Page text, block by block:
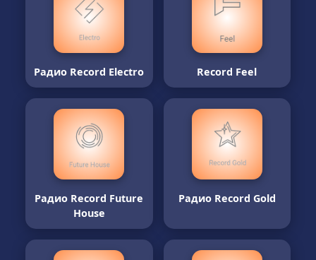
Радио Record Electro Record Feel
Радио Record Future
House
Радио Record Gold